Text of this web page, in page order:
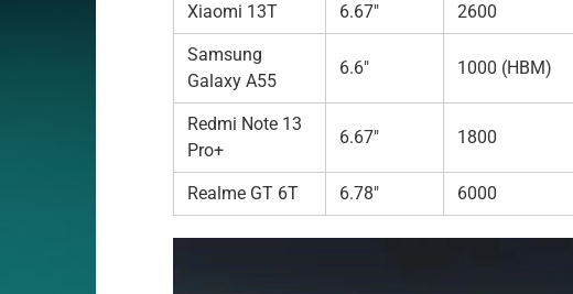
Xiaomi 13T 6.67″ 2600
Samsung
Galaxy A55
6.6″ 1000 (HBM)
Redmi Note 13
Pro+
6.67″ 1800
Realme GT 6T 6.78″ 6000